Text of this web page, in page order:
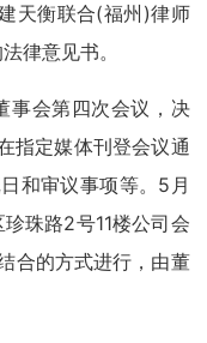
天衡联合(福州)律师
律意见书。
事会第四次会议，决
指定媒体刊登会议通
和审议事项等。5月
珠路2号11楼公司会
合的方式进行，由董